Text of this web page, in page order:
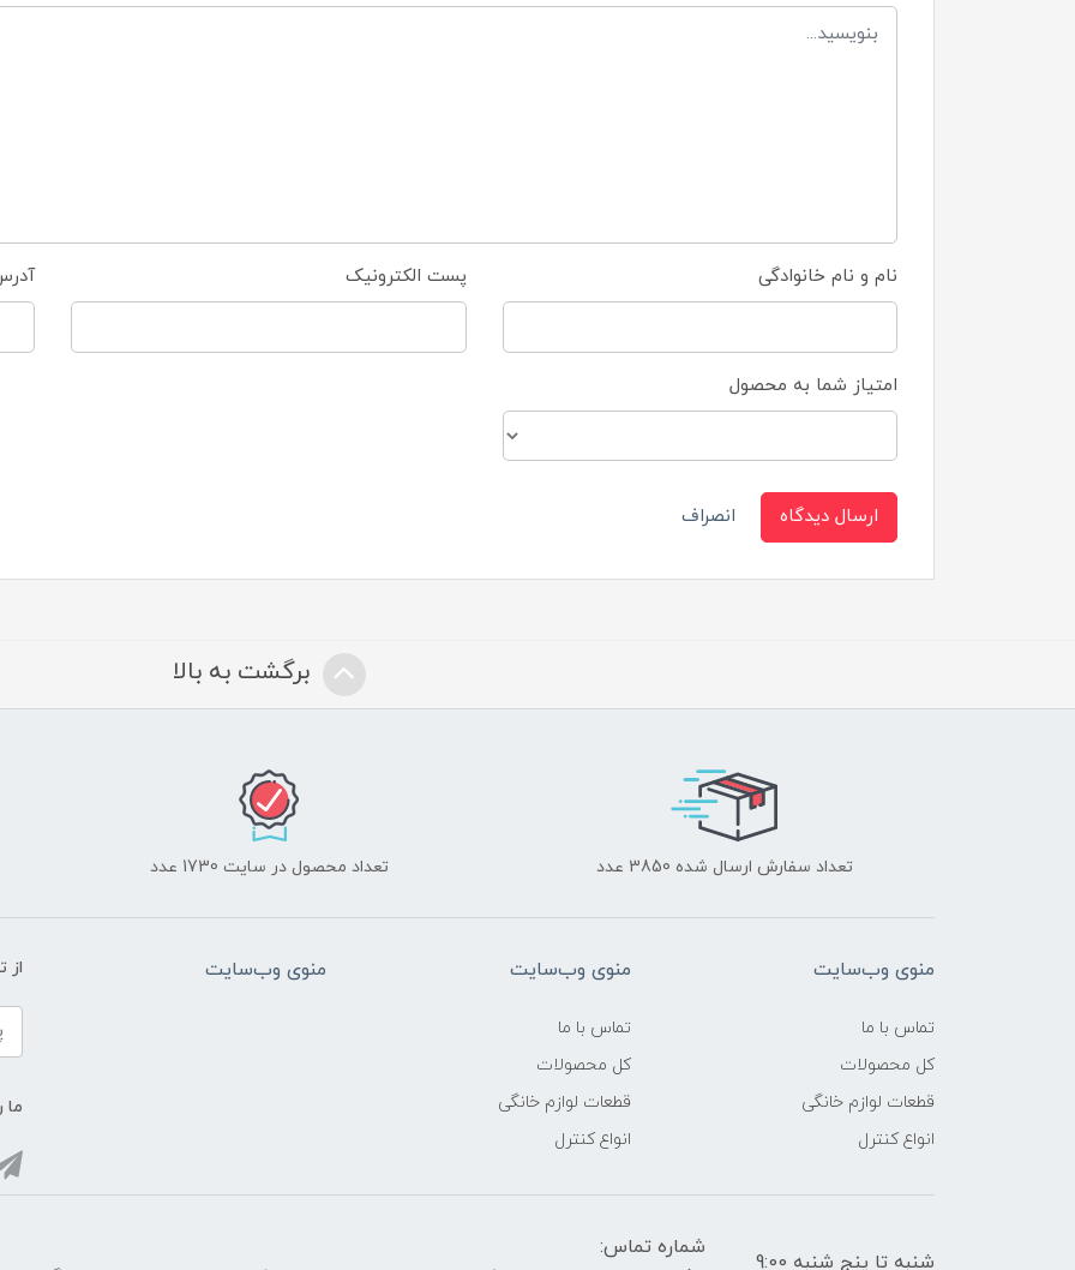
نام و نام خانوادگی پست الکترونیک
امتیاز شما به محصول
ارسال دیدگاه انصراف
برگشت به بالا
تعداد سفارش ارسال شده 3850 عدد تعداد محصول در سایت 1730 عدد
منوی وب‌سایت
تماس با ما
کل محصولات
قطعات لوازم خانگی
انواع کنترل
منوی وب‌سایت
تماس با ما
کل محصولات
قطعات لوازم خانگی
انواع کنترل
منوی وب‌سایت از
ما
شنبه تا پنج شنبه 9:00
شماره تماس: